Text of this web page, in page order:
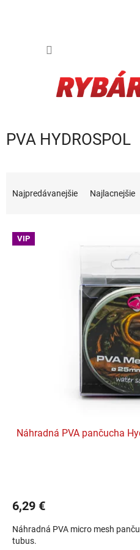
PVA HYDROSPOL
Najpredávanejšie Najlacnejšie
Výpis produktov
VIP
Náhradná PVA pančucha
6,29 €
Náhradná PVA micro mesh
tubus.